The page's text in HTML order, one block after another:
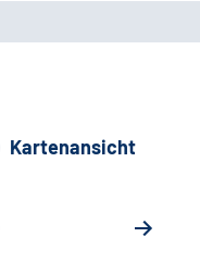
Kartenansicht